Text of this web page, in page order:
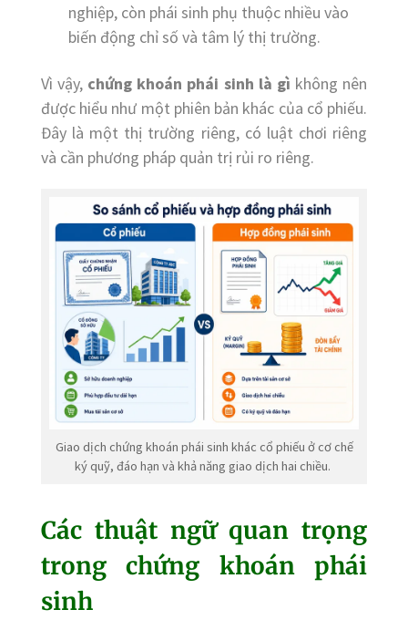
nghiệp, còn phái sinh phụ thuộc nhiều vào
biến động chỉ số và tâm lý thị trường.
Vì vậy, chứng khoán phái sinh là gì không nên
được hiểu như một phiên bản khác của cổ phiếu.
Đây là một thị trường riêng, có luật chơi riêng
và cần phương pháp quản trị rủi ro riêng.
Giao dịch chứng khoán phái sinh khác cổ phiếu ở cơ chế
ký quỹ, đáo hạn và khả năng giao dịch hai chiều.
Các thuật ngữ quan trọng
trong chứng khoán phái
sinh